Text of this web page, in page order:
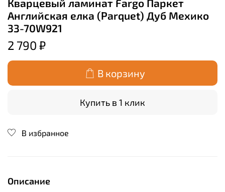
Кварцевый ламинат Fargo Паркет
Английская елка (Parquet) Дуб Мехико
33-70W921
2 790 ₽
В корзину
Купить в 1 клик
В избранное
Описание